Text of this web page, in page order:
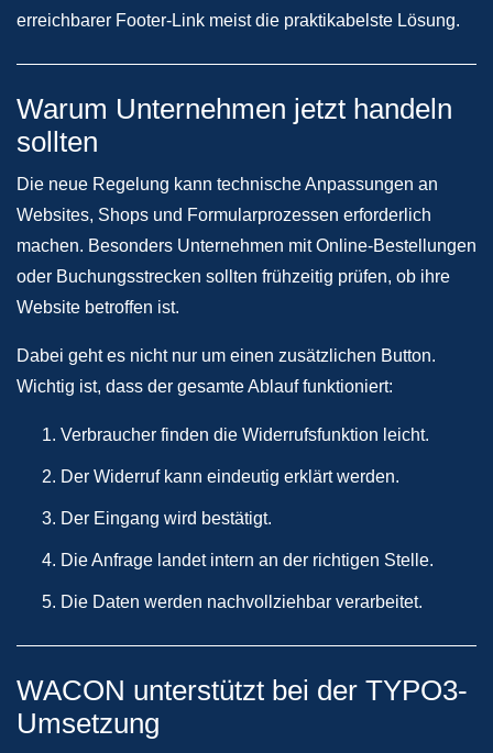
erreichbarer Footer-Link meist die praktikabelste Lösung.
Warum Unternehmen jetzt handeln
sollten
Die neue Regelung kann technische Anpassungen an
Websites, Shops und Formularprozessen erforderlich
machen. Besonders Unternehmen mit Online-Bestellungen
oder Buchungsstrecken sollten frühzeitig prüfen, ob ihre
Website betroffen ist.
Dabei geht es nicht nur um einen zusätzlichen Button.
Wichtig ist, dass der gesamte Ablauf funktioniert:
Verbraucher finden die Widerrufsfunktion leicht.
Der Widerruf kann eindeutig erklärt werden.
Der Eingang wird bestätigt.
Die Anfrage landet intern an der richtigen Stelle.
Die Daten werden nachvollziehbar verarbeitet.
WACON unterstützt bei der TYPO3-
Umsetzung